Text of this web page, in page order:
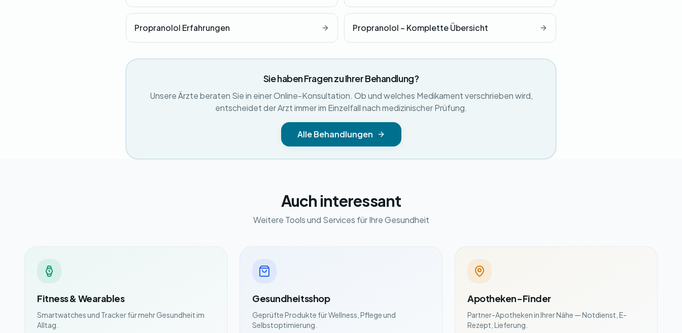
Propranolol Erfahrungen Propranolol – Komplette Übersicht
Sie haben Fragen zu Ihrer Behandlung?
Unsere Ärzte beraten Sie in einer Online-Konsultation. Ob und welches Medikament verschrieben wird,
entscheidet der Arzt immer im Einzelfall nach medizinischer Prüfung.
Alle Behandlungen
Auch interessant
Weitere Tools und Services für Ihre Gesundheit
Fitness & Wearables
Smartwatches und Tracker für mehr Gesundheit im
Alltag.
Gesundheitsshop
Geprüfte Produkte für Wellness, Pflege und
Selbstoptimierung.
Apotheken-Finder
Partner-Apotheken in Ihrer Nähe — Notdienst, E-
Rezept, Lieferung.